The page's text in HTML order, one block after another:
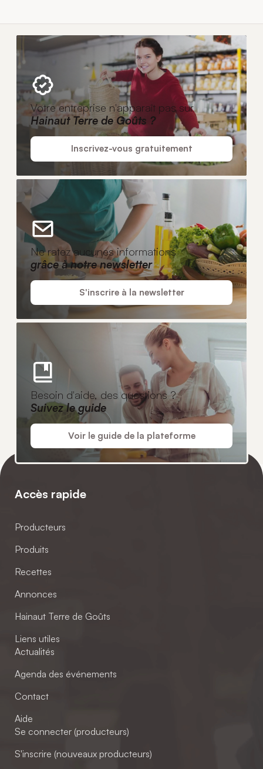
Votre entreprise n'apparaît pas sur
Hainaut Terre de Goûts ?
Inscrivez-vous gratuitement
Ne ratez aucunes informations
grâce à notre newsletter
S'inscrire à la newsletter
Besoin d'aide, des questions ?
Suivez le guide
Voir le guide de la plateforme
Accès rapide
Producteurs
Produits
Recettes
Annonces
Hainaut Terre de Goûts
Liens utiles
Actualités
Agenda des événements
Contact
Aide
Se connecter (producteurs)
S'inscrire (nouveaux producteurs)